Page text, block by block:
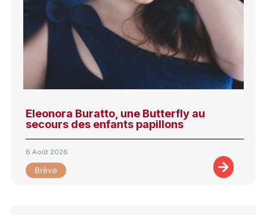
Eleonora Buratto, une Butterfly au
secours des enfants papillons
6 Août 2026
Brève